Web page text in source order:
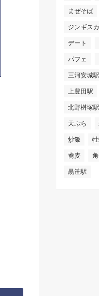
まぜそば
ジンギス
デート
パフェ
三河安城駅
上豊田駅
北野桝塚駅
天ぷら
炒飯
蕎麦
黒笹駅